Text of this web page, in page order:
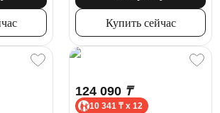
Купить сейчас
124 090 ₸
10 341 ₸ x 12